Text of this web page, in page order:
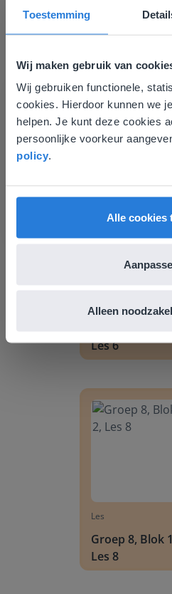
Toestemming
Wij maken gebruik van
Wij gebruiken functionele,
cookies. Hierdoor kunnen we
helpen. Je kunt deze cookies
persoonlijke voorkeur
policy.
Alle cookies
Alleen
Les
Groep 8, Blok
Les 11
Les
Les 6
Les
Groep 8, Blok
Les 8
Deze website
overeen met je
Gezien je locatie, denken
liever naar de website voor
English